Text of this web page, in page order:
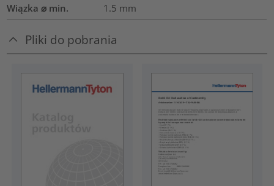
Wiązka ⌀ min.
1.5 mm
Pliki do pobrania